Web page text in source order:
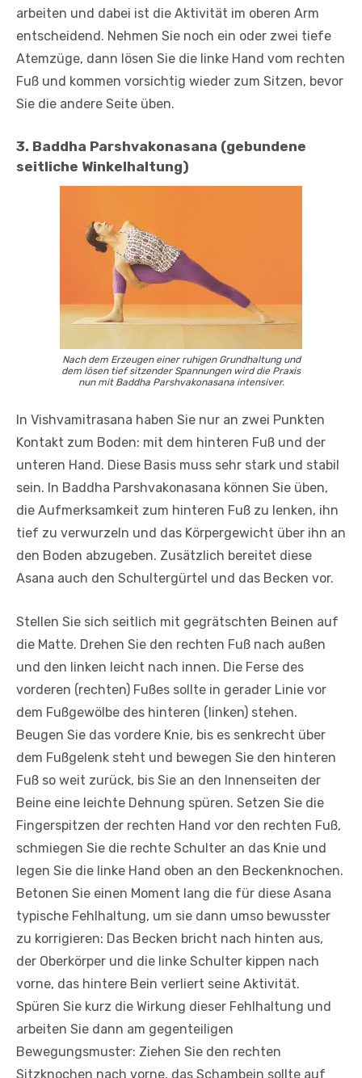
arbeiten und dabei ist die Aktivität im oberen Arm
entscheidend. Nehmen Sie noch ein oder zwei tiefe
Atemzüge, dann lösen Sie die linke Hand vom rechten
Fuß und kommen vorsichtig wieder zum Sitzen, bevor
Sie die andere Seite üben.
3. Baddha Parshvakonasana (gebundene
seitliche Winkelhaltung)
Nach dem Erzeugen einer ruhigen Grundhaltung und
dem lösen tief sitzender Spannungen wird die Praxis
nun mit Baddha Parshvakonasana intensiver.
In Vishvamitrasana haben Sie nur an zwei Punkten
Kontakt zum Boden: mit dem hinteren Fuß und der
unteren Hand. Diese Basis muss sehr stark und stabil
sein. In Baddha Parshvakonasana können Sie üben,
die Aufmerksamkeit zum hinteren Fuß zu lenken, ihn
tief zu verwurzeln und das Körpergewicht über ihn an
den Boden abzugeben. Zusätzlich bereitet diese
Asana auch den Schultergürtel und das Becken vor.
Stellen Sie sich seitlich mit gegrätschten Beinen auf
die Matte. Drehen Sie den rechten Fuß nach außen
und den linken leicht nach innen. Die Ferse des
vorderen (rechten) Fußes sollte in gerader Linie vor
dem Fußgewölbe des hinteren (linken) stehen.
Beugen Sie das vordere Knie, bis es senkrecht über
dem Fußgelenk steht und bewegen Sie den hinteren
Fuß so weit zurück, bis Sie an den Innenseiten der
Beine eine leichte Dehnung spüren. Setzen Sie die
Fingerspitzen der rechten Hand vor den rechten Fuß,
schmiegen Sie die rechte Schulter an das Knie und
legen Sie die linke Hand oben an den Beckenknochen.
Betonen Sie einen Moment lang die für diese Asana
typische Fehlhaltung, um sie dann umso bewusster
zu korrigieren: Das Becken bricht nach hinten aus,
der Oberkörper und die linke Schulter kippen nach
vorne, das hintere Bein verliert seine Aktivität.
Spüren Sie kurz die Wirkung dieser Fehlhaltung und
arbeiten Sie dann am gegenteiligen
Bewegungsmuster: Ziehen Sie den rechten
Sitzknochen nach vorne, das Schambein sollte auf